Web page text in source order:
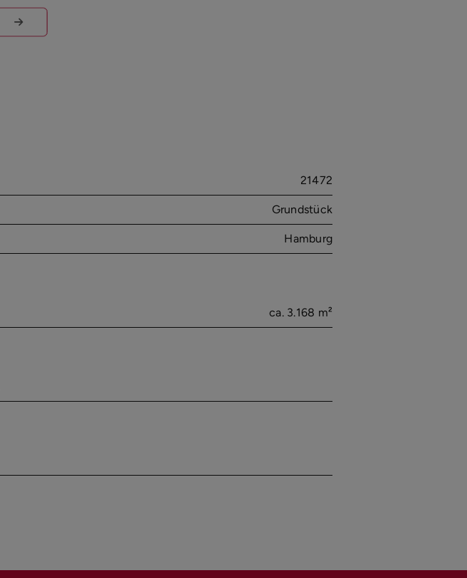
21472
Grundstück
Hamburg
ca. 3.168 m²